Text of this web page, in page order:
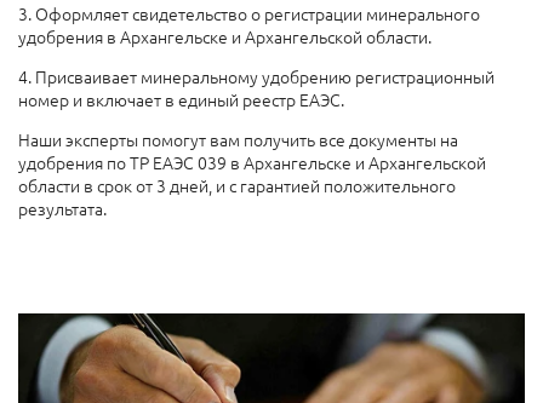
3. Оформляет свидетельство о регистрации минерального
удобрения в Архангельске и Архангельской области.
4. Присваивает минеральному удобрению регистрационный
номер и включает в единый реестр ЕАЭС.
Наши эксперты помогут вам получить все документы на
удобрения по ТР ЕАЭС 039 в Архангельске и Архангельской
области в срок от 3 дней, и с гарантией положительного
результата.